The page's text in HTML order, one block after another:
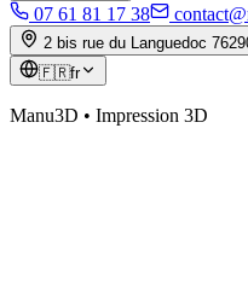
07 61 81 17 38
2 bis rue du Languedoc
🇫🇷fr
Manu3D • Impression 3D